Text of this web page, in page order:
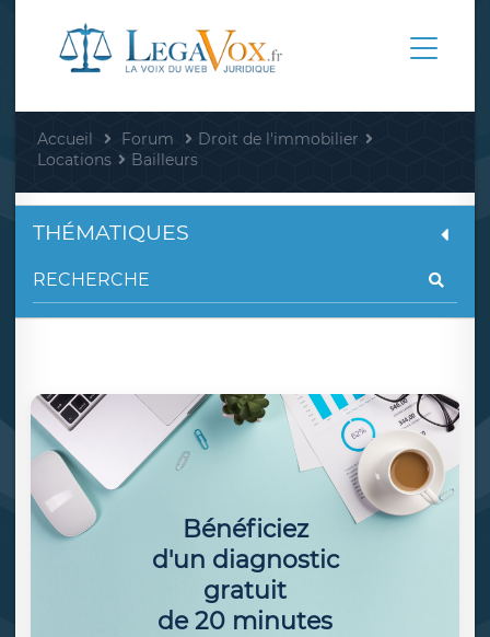
Accueil Forum
Droit de l'immobilier
Locations
Bailleurs
THÉMATIQUES
Bénéficiez
d'un diagnostic
gratuit
de 20 minutes